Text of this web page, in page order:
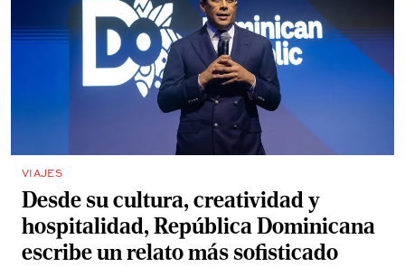
VIAJES
Desde su cultura, creatividad y
hospitalidad, República Dominicana
escribe un relato más sofisticado